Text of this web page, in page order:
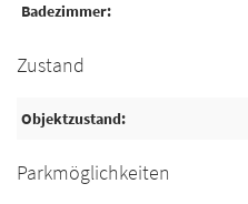
Badezimmer
Zustand
Objektzustand
Parkmöglichkeiten